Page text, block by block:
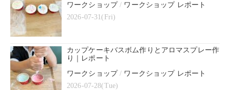
ワークショップ/ ワークショップ レポート
2026-07-31(Fri)
カップケーキバスボム作りとアロマスプレー作
り｜レポート
ワークショップ/ ワークショップ レポート
2026-07-28(Tue)